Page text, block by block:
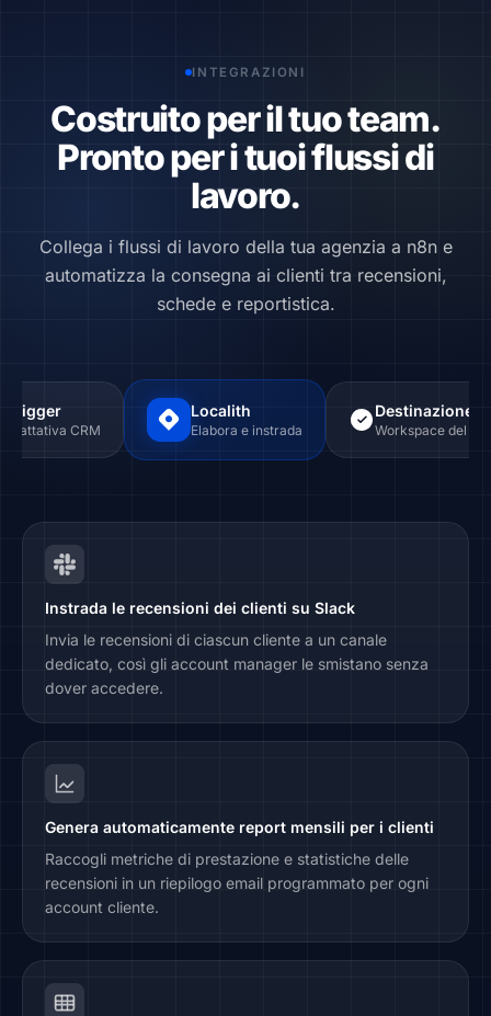
INTEGRAZIONI
Costruito per il tuo team.
Pronto per i tuoi flussi di
lavoro.
Collega i flussi di lavoro della tua agenzia a n8n e
automatizza la consegna ai clienti tra recensioni,
schede e reportistica.
Trigger
Trattativa CRM
Localith
Elabora e instrada
Destinazione
Workspace del
Instrada le recensioni dei clienti su Slack
Invia le recensioni di ciascun cliente a un canale
dedicato, così gli account manager le smistano senza
dover accedere.
Genera automaticamente report mensili per i clienti
Raccogli metriche di prestazione e statistiche delle
recensioni in un riepilogo email programmato per ogni
account cliente.